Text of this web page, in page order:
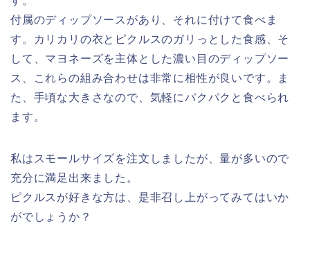
付属のディップソースがあり、それに付けて食べま
す。カリカリの衣とピクルスのガリっとした食感、そ
して、マヨネーズを主体とした濃い目のディップソー
ス、これらの組み合わせは非常に相性が良いです。ま
た、手頃な大きさなので、気軽にパクパクと食べられ
ます。
私はスモールサイズを注文しましたが、量が多いので
充分に満足出来ました。
ピクルスが好きな方は、是非召し上がってみてはいか
がでしょうか？